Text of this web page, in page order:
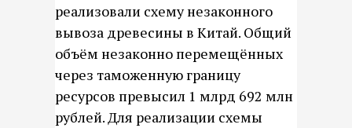
реализовали схему незаконного
вывоза древесины в Китай. Общий
объём незаконно перемещённых
через таможенную границу
ресурсов превысил 1 млрд 692 млн
рублей. Для реализации схемы